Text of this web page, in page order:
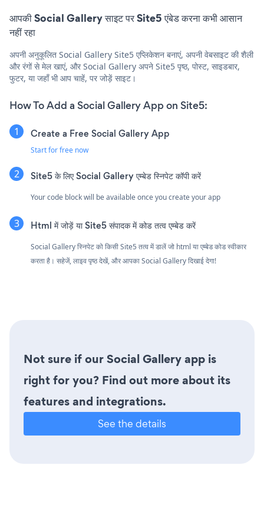
आपकी Social Gallery साइट पर Site5 एंबेड करना कभी आसान
नहीं रहा
अपनी अनुकूलित Social Gallery Site5 एप्लिकेशन बनाएं, अपनी वेबसाइट की शैली
और रंगों से मेल खाएं, और Social Gallery अपने Site5 पृष्ठ, पोस्ट, साइडबार,
फुटर, या जहाँ भी आप चाहें, पर जोड़ें साइट।
How To Add a Social Gallery App on Site5:
Create a Free Social Gallery App
Start for free now
Site5 के लिए Social Gallery एम्बेड स्निपेट कॉपी करें
Your code block will be available once you create your app
Html में जोड़ें या Site5 संपादक में कोड तत्व एम्बेड करें
Social Gallery स्निपेट को किसी Site5 तत्व में डालें जो html या एम्बेड कोड स्वीकार
करता है। सहेजें, लाइव पृष्ठ देखें, और आपका Social Gallery दिखाई देगा!
Not sure if our Social Gallery app is
right for you? Find out more about its
features and integrations.
See the details